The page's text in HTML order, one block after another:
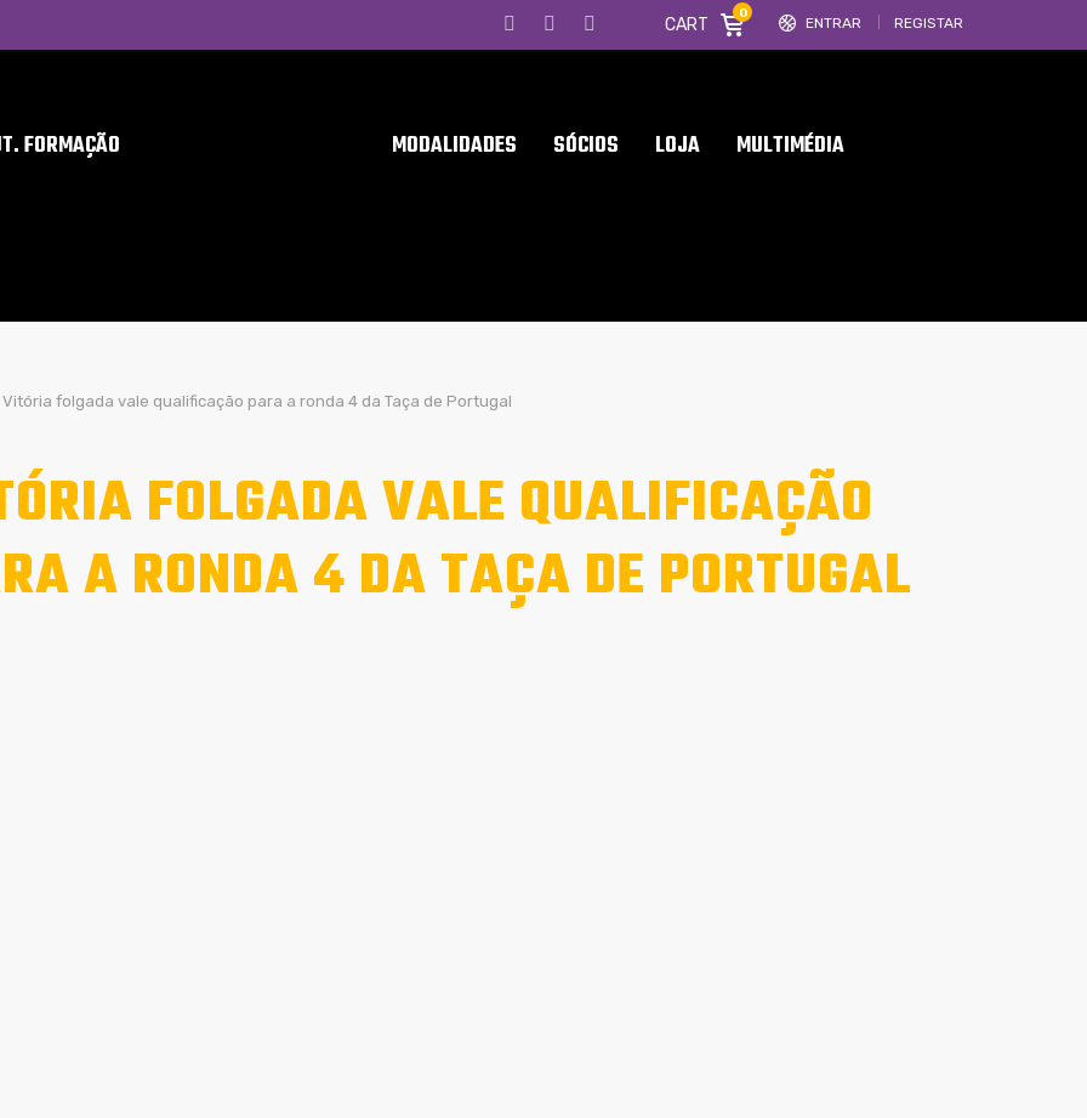
ENTRAR REGISTAR
CART
0
FORMAÇÃO MODALIDADES SÓCIOS LOJA MULTIMÉDIA
Vitória folgada vale qualificação para a ronda 4 da Taça de Portugal
FOLGADA VALE QUALIFICAÇÃO
A RONDA 4 DA TAÇA DE PORTUGAL